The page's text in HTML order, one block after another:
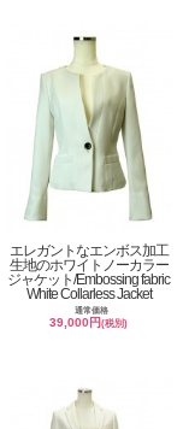
エレガントなエンボス加工
生地のホワイトノーカラー
ジャケット/Embossing fabric
White Collarless Jacket
通常価格
39,000円(税別)